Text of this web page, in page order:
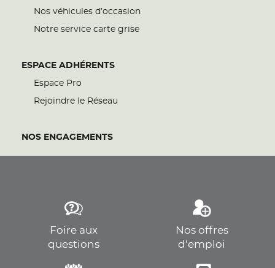
Nos véhicules d’occasion
Notre service carte grise
ESPACE ADHÉRENTS
Espace Pro
Rejoindre le Réseau
NOS ENGAGEMENTS
Foire aux
questions
Nos offres
d’emploi